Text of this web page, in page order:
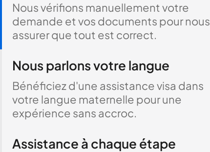
Nous vérifions manuellement votre
demande et vos documents pour nous
assurer que tout est correct.
Nous parlons votre langue
Bénéficiez d'une assistance visa dans
votre langue maternelle pour une
expérience sans accroc.
Assistance à chaque étape